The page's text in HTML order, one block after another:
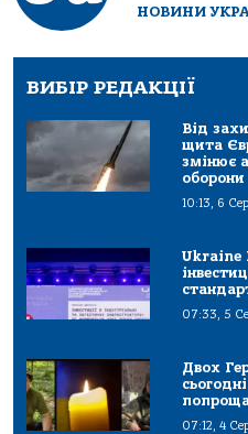
НОВИНИ
ВИБІР РЕДАКЦІЇ
Від
щита
змінює
оборони
10:13, 6
Ukraine
07:33, 5
Двох
07:12, 4